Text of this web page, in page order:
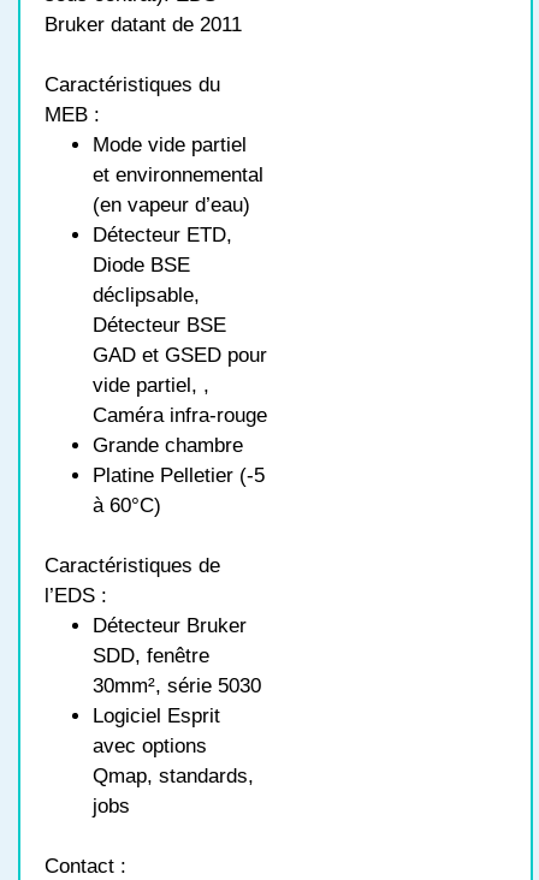
Bruker datant de 2011
Caractéristiques du
MEB :
Mode vide partiel
et environnemental
(en vapeur d’eau)
Détecteur ETD,
Diode BSE
déclipsable,
Détecteur BSE
GAD et GSED pour
vide partiel, ,
Caméra infra-rouge
Grande chambre
Platine Pelletier (-5
à 60°C)
Caractéristiques de
l’EDS :
Détecteur Bruker
SDD, fenêtre
30mm², série 5030
Logiciel Esprit
avec options
Qmap, standards,
jobs
Contact :